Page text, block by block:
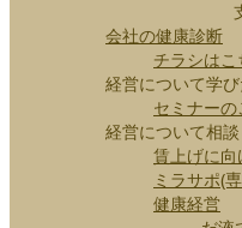
会社の健康診断
チラシはこ
経営について学
セミナーの
経営について相
賃上げに
ミラサポ(
健康経営